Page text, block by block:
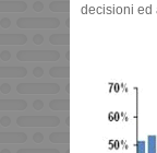
decisioni ed